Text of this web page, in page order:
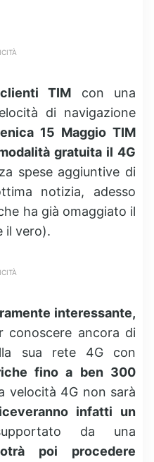
TIM con una
di navigazione
15 Maggio TIM
gratuita il 4G
spese aggiuntive di
notizia, adesso
ha già omaggiato il
il vero).
interessante,
conoscere ancora di
sua rete 4G con
fino a ben 300
velocità 4G non sarà
infatti un
da una
poi procedere